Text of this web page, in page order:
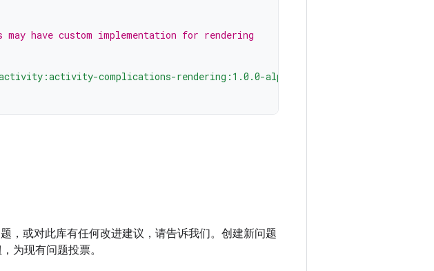
have custom implementation for rendering
complications-rendering:1.0.0-alpha03"
，或对此库有任何改进建议，请告诉我们。创建新问题
为现有问题投票。